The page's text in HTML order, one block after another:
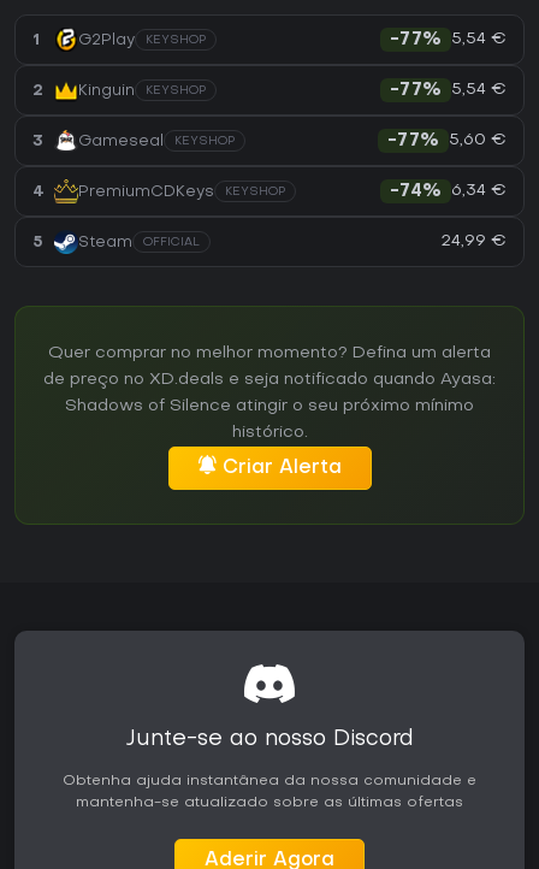
1 G2Play KEYSHOP -77% 5,54 €
2 Kinguin KEYSHOP -77% 5,54 €
3 Gameseal KEYSHOP -77% 5,60 €
4 PremiumCDKeys KEYSHOP -74% 6,34 €
5 Steam OFFICIAL 24,99 €
Quer comprar no melhor momento? Defina um alerta
de preço no XD.deals e seja notificado quando Ayasa:
Shadows of Silence atingir o seu próximo mínimo
histórico.
Criar Alerta
Junte-se ao nosso Discord
Obtenha ajuda instantânea da nossa comunidade e
mantenha-se atualizado sobre as últimas ofertas
Aderir Agora